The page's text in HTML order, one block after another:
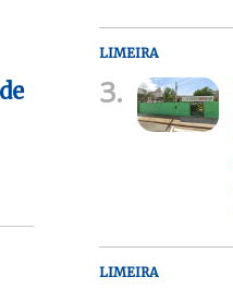
LIMEIRA
3.
LIMEIRA